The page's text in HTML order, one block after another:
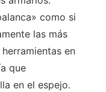
como si
las más
en
que
en el espejo.